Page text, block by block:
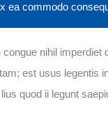
ea commodo
nihil imperdiet
est usus legentis
quod ii legunt